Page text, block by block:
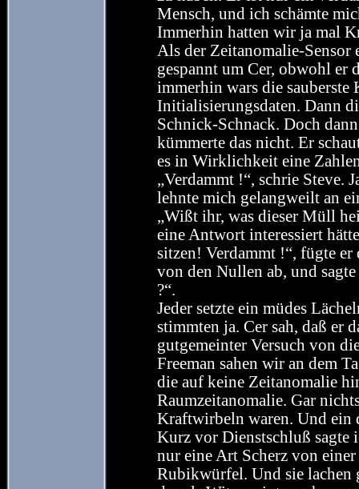
Mensch, und ich schämte
Immerhin hatten wir ja mal
Als der Zeitanomalie-Sensor
gespannt um Cer, obwohl er
immerhin wars die sauberste
Initialisierungsdaten. Dann
Schnick-Schnack. Doch
kümmerte das nicht. Er
es in Wirklichkeit eine
„Verdammt !“, schrie Steve.
lehnte mich gelangweilt an
„Wißt ihr, was dieser Müll
eine Antwort interessiert
sitzen! Verdammt !“, fügte
von den Nullen ab, und
?“.
Jeder setzte ein müdes
stimmten ja. Cer sah, daß er
gutgemeinter Versuch von
Freeman sahen wir an dem
die auf keine Zeitanomalie
Raumzeitanomalie. Gar
Kraftwirbeln waren. Und ein
Kurz vor Dienstschluß sagte
nur eine Art Scherz von
Rubikwürfel. Und sie lachen